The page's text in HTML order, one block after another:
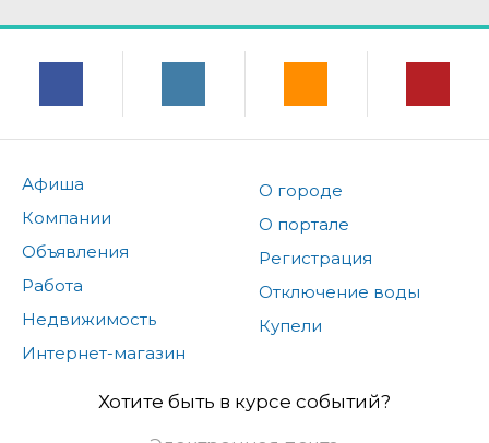
Афиша
Компании
Объявления
Работа
Недвижимость
Интернет-магазин
О городе
О портале
Регистрация
Отключение воды
Купели
Хотите быть в курсе событий?